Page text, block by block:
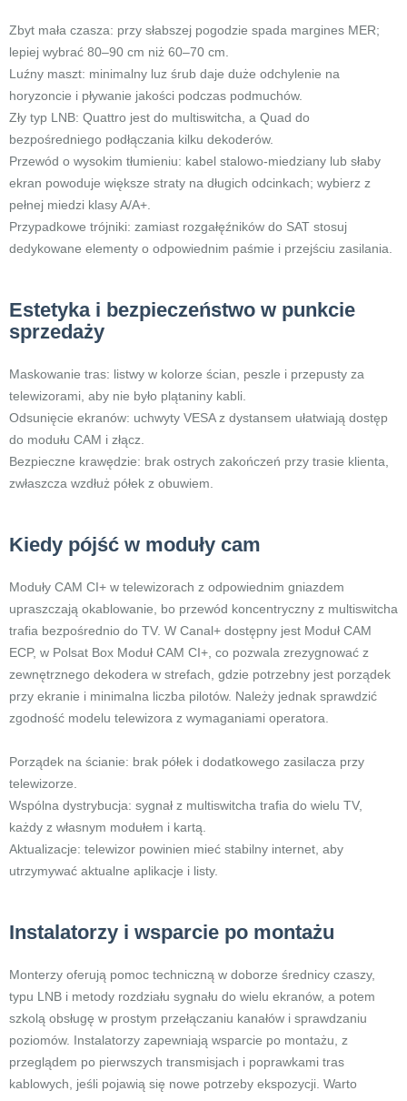
Zbyt mała czasza: przy słabszej pogodzie spada margines MER;
lepiej wybrać 80–90 cm niż 60–70 cm.
Luźny maszt: minimalny luz śrub daje duże odchylenie na
horyzoncie i pływanie jakości podczas podmuchów.
Zły typ LNB: Quattro jest do multiswitcha, a Quad do
bezpośredniego podłączania kilku dekoderów.
Przewód o wysokim tłumieniu: kabel stalowo-miedziany lub słaby
ekran powoduje większe straty na długich odcinkach; wybierz z
pełnej miedzi klasy A/A+.
Przypadkowe trójniki: zamiast rozgałęźników do SAT stosuj
dedykowane elementy o odpowiednim paśmie i przejściu zasilania.
Estetyka i bezpieczeństwo w punkcie
sprzedaży
Maskowanie tras: listwy w kolorze ścian, peszle i przepusty za
telewizorami, aby nie było plątaniny kabli.
Odsunięcie ekranów: uchwyty VESA z dystansem ułatwiają dostęp
do modułu CAM i złącz.
Bezpieczne krawędzie: brak ostrych zakończeń przy trasie klienta,
zwłaszcza wzdłuż półek z obuwiem.
Kiedy pójść w moduły cam
Moduły CAM CI+ w telewizorach z odpowiednim gniazdem
upraszczają okablowanie, bo przewód koncentryczny z multiswitcha
trafia bezpośrednio do TV. W Canal+ dostępny jest Moduł CAM
ECP, w Polsat Box Moduł CAM CI+, co pozwala zrezygnować z
zewnętrznego dekodera w strefach, gdzie potrzebny jest porządek
przy ekranie i minimalna liczba pilotów. Należy jednak sprawdzić
zgodność modelu telewizora z wymaganiami operatora.
Porządek na ścianie: brak półek i dodatkowego zasilacza przy
telewizorze.
Wspólna dystrybucja: sygnał z multiswitcha trafia do wielu TV,
każdy z własnym modułem i kartą.
Aktualizacje: telewizor powinien mieć stabilny internet, aby
utrzymywać aktualne aplikacje i listy.
Instalatorzy i wsparcie po montażu
Monterzy oferują pomoc techniczną w doborze średnicy czaszy,
typu LNB i metody rozdziału sygnału do wielu ekranów, a potem
szkolą obsługę w prostym przełączaniu kanałów i sprawdzaniu
poziomów. Instalatorzy zapewniają wsparcie po montażu, z
przeglądem po pierwszych transmisjach i poprawkami tras
kablowych, jeśli pojawią się nowe potrzeby ekspozycji. Warto